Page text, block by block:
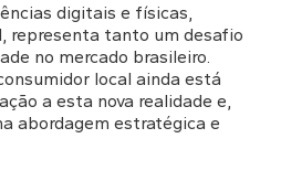
digitais e físicas,
representa tanto um desafio
no mercado brasileiro.
local ainda está
a esta nova realidade e,
abordagem estratégica e